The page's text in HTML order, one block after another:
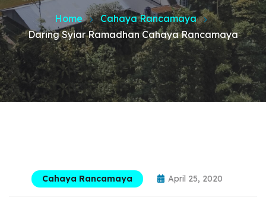
Home
Cahaya Rancamaya
Daring Syiar Ramadhan Cahaya Rancamaya
Cahaya Rancamaya April 25, 2020